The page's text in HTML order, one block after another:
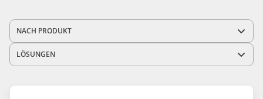
NACH PRODUKT
LÖSUNGEN